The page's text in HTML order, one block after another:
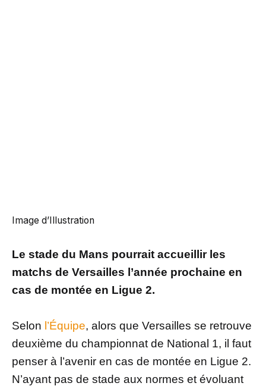
Image d’Illustration
Le stade du Mans pourrait accueillir les
matchs de Versailles l’année prochaine en
cas de montée en Ligue 2.
Selon l’Équipe, alors que Versailles se retrouve
deuxième du championnat de National 1, il faut
penser à l’avenir en cas de montée en Ligue 2.
N’ayant pas de stade aux normes et évoluant